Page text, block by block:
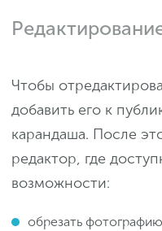
Чтобы
добавить его к
карандаша. После
редактор, где
возможности:
обрезать